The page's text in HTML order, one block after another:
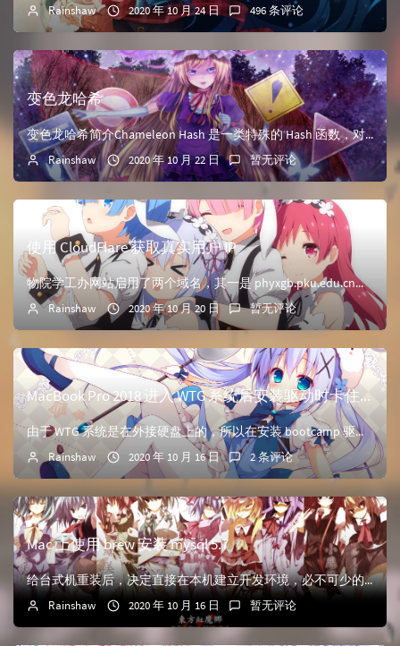
Rainshaw 2020 年 10 月 24 日 496 条评论
变色龙哈希
变色龙哈希简介Chameleon Hash 是一类特殊的 Hash 函数，对于绝大多数使用者，其同样满足哈希函数的 collision-resistant。然而，如果某个人知道 Chameleo...
Rainshaw 2020 年 10 月 22 日 暂无评论
使用 CloudFlare 获取真实用户 IP
物院学工办网站启用了两个域名，其一是 phyxgb.pku.edu.cn，解析到了服务器的v4地址；另一个域名为 *.pkuphy.cn，这个域名使用了 CloudFlare 的 CDN 服务，...
Rainshaw 2020 年 10 月 20 日 暂无评论
MacBook Pro 2018 进入 WTG 系统后安装驱动时卡住“Apple USB 虚拟主机控制器”
由于 WTG 系统是在外接硬盘上的，所以在安装 bootcamp 驱动时，会卡在“Apple USB 虚拟主机控制器”。解决方法开机后，先不安装 bootcamp 工具将bootcamp文件夹拷...
Rainshaw 2020 年 10 月 16 日 2 条评论
Mac 上使用 brew 安装 mysql 5.7
给台式机重装后，决定直接在本机建立开发环境，必不可少的就是 mysql 数据库。安装 brew安装过程参见安装完毕后，可以换源加快访问速度查询 mysql在终端输入命令$ brew search...
Rainshaw 2020 年 10 月 16 日 暂无评论